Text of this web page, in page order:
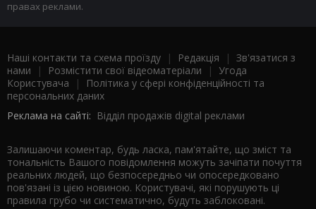
правах реклами.
Наші контакти та схема проїзду | Редакція | Зв'язатися з
нами | Розмістити свої відеоматеріали | Угода
Користувача |
Політика у сфері конфіденційності та
персональних даних
Реклама на сайті: Відділ продажів digital реклами
Залишаючи коментар, будь ласка, пам'ятайте, що зміст та
тональність Вашого повідомлення можуть зачіпати почуття
реальних людей, що безпосередньо чи опосередковано
пов'язані із цією новиною. Користувачі, які порушують ці
правила грубо чи систематично, будуть заблоковані.